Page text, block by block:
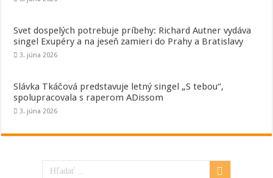
Svet dospelých potrebuje príbehy: Richard Autner vydáva
singel Exupéry a na jeseň zamieri do Prahy a Bratislavy
3. júna 2026
Slávka Tkáčová predstavuje letný singel „S tebou“,
spolupracovala s raperom ADissom
3. júna 2026